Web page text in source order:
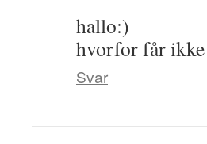
hallo:)
hvorfor får
Svar